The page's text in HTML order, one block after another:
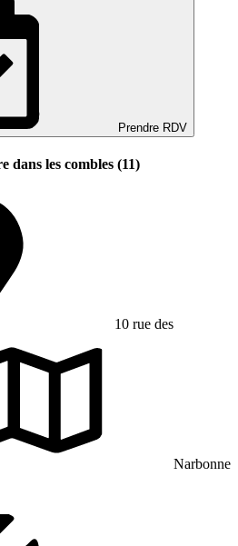
Prendre RDV
dans les combles (11)
10 rue des
Narbonne